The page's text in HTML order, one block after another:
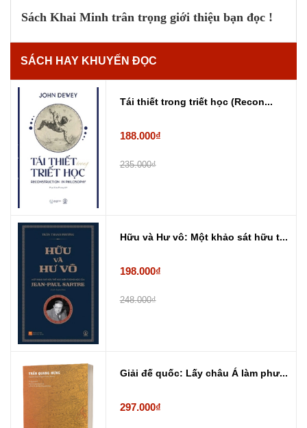
Sách Khai Minh trân trọng giới thiệu bạn đọc !
SÁCH HAY KHUYẾN ĐỌC
Tái thiết trong triết học (Recon...
188.000₫
235.000₫
Hữu và Hư vô: Một khảo sát hữu t...
198.000₫
248.000₫
Giải đế quốc: Lấy châu Á làm phư...
297.000₫